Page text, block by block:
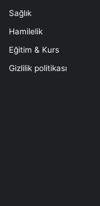
Sağlık
Hamilelik
Eğitim & Kurs
Gizlilik politikası